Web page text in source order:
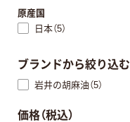
原産国
日本（5）
ブランドから絞り込む
岩井の胡麻油（5）
価格（税込）